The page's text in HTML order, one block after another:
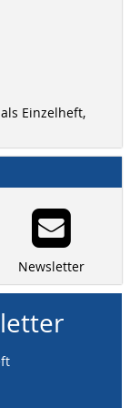
Einzelheft,
Newsletter